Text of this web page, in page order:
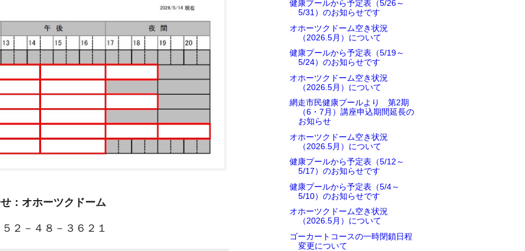
：オホーツクドーム
２－４８－３６２１
健康プールから予定表（5/26～
5/31）のお知らせです
オホーツクドーム空き状況
（2026.5月）について
健康プールから予定表（5/19～
5/24）のお知らせです
オホーツクドーム空き状況
（2026.5月）について
網走市民健康プールより 第2期
（6・7月）講座申込期間延長の
お知らせ
オホーツクドーム空き状況
（2026.5月）について
健康プールから予定表（5/12～
5/17）のお知らせです
健康プールから予定表（5/4～
5/10）のお知らせです
オホーツクドーム空き状況
（2026.5月）について
ゴーカートコースの一時閉鎖日程
変更について